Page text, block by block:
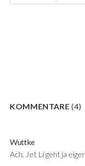
KOMMENTARE(4)
Wuttke
Ach, Jet Li geht ja